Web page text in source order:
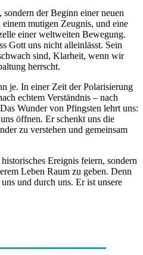
der Beginn einer neuen
mutigen Zeugnis, und eine
einer weltweiten Bewegung.
Gott uns nicht alleinlässt. Sein
sind, Klarheit, wenn wir
herrscht.
je. In einer Zeit der Polarisierung
echtem Verständnis – nach
Wunder von Pfingsten lehrt uns:
öffnen. Er schenkt uns die
zu verstehen und gemeinsam
Ereignis feiern, sondern
Leben Raum zu geben. Denn
und durch uns. Er ist unsere